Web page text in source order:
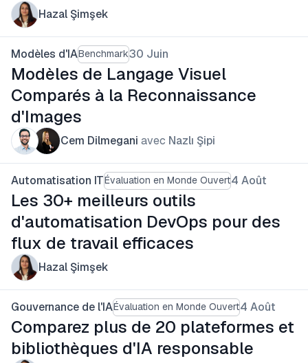
Hazal Şimşek
Modèles d'IABenchmark30 Juin
Modèles de Langage Visuel
Comparés à la Reconnaissance
d'Images
Cem Dilmegani avec Nazlı Şipi
Automatisation ITÉvaluation en Monde Ouvert4 Août
Les 30+ meilleurs outils
d'automatisation DevOps pour des
flux de travail efficaces
Hazal Şimşek
Gouvernance de l'IAÉvaluation en Monde Ouvert4 Août
Comparez plus de 20 plateformes et
bibliothèques d'IA responsable